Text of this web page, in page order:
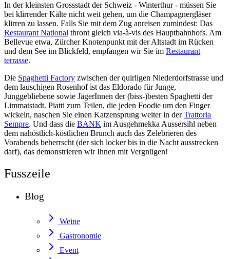
In der kleinsten Grossstadt der Schweiz - Winterthur - müssen Sie
bei klirrender Kälte nicht weit gehen, um die Champagnergläser
klirren zu lassen. Falls Sie mit dem Zug anreisen zumindest: Das
Restaurant National thront gleich via-à-vis des Hauptbahnhofs. Am
Bellevue etwa, Zürcher Knotenpunkt mit der Altstadt im Rücken
und dem See im Blickfeld, empfangen wir Sie im Restaurant
terrasse.
Die Spaghetti Factory zwischen der quirligen Niederdorfstrasse und
dem lauschigen Rosenhof ist das Eldorado für Junge,
Junggebliebene sowie JägerInnen der (biss-)besten Spaghetti der
Limmatstadt. Piatti zum Teilen, die jeden Foodie um den Finger
wickeln, naschen Sie einen Katzensprung weiter in derTrattoria
Sempre. Und dass die BANK im Ausgehmekka Aussersihl neben
dem nahöstlich-köstlichen Brunch auch das Zelebrieren des
Vorabends beherrscht (der sich locker bis in die Nacht ausstrecken
darf), das demonstrieren wir Ihnen mit Vergnügen!
Fusszeile
Blog
Weine
Gastronomie
Event